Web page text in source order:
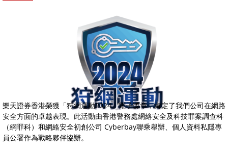
樂天證券香港榮獲「狩網運動2024」電子獎章，肯定了我們公司在網路
安全方面的卓越表現。此活動由香港警務處網絡安全及科技罪案調查科
（網罪科）和網絡安全初創公司 Cyberbay聯乘舉辦、個人資料私隱專
員公署作為戰略夥伴協辦。